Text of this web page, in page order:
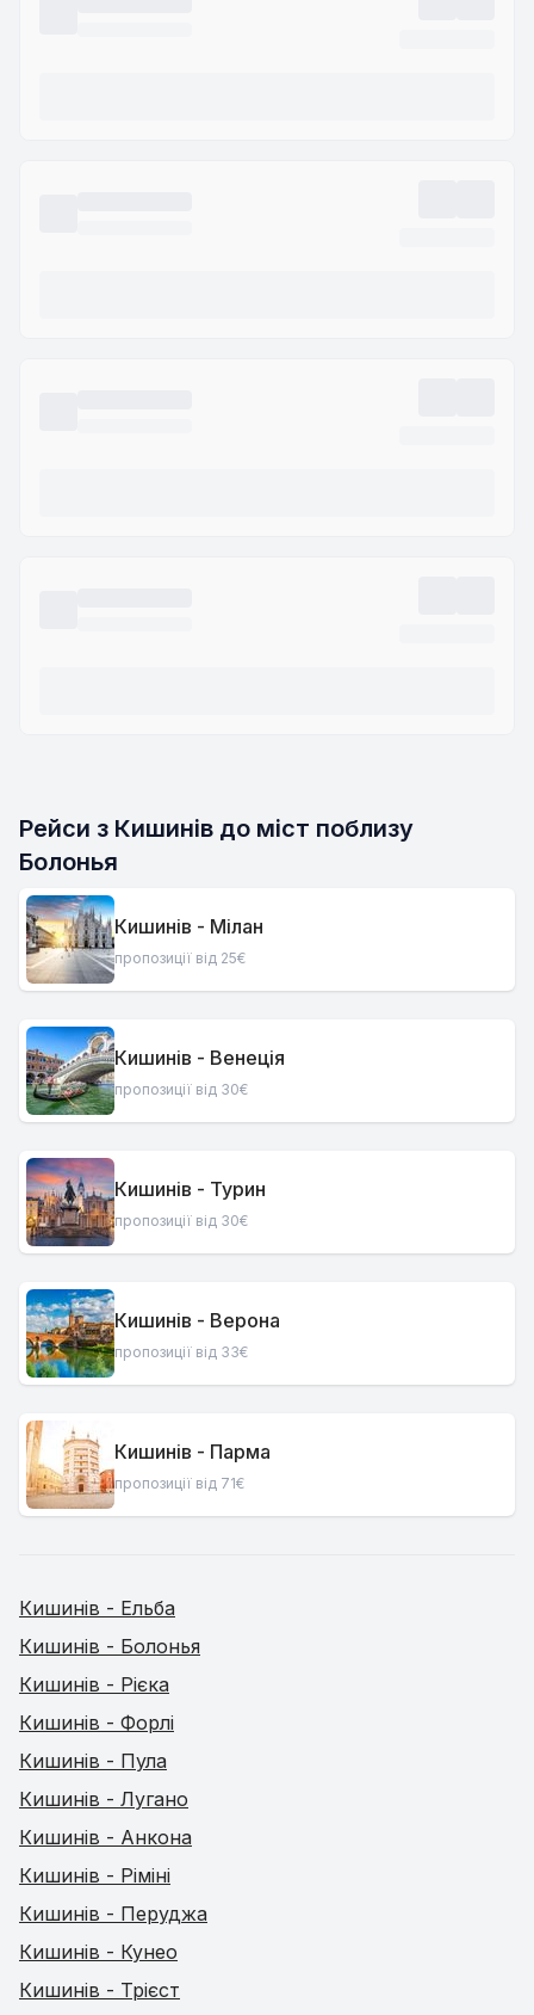
Рейси з Кишинів до міст поблизу
Болонья
Кишинів - Мілан
пропозиції від 25€
Кишинів - Венеція
пропозиції від 30€
Кишинів - Турин
пропозиції від 30€
Кишинів - Верона
пропозиції від 33€
Кишинів - Парма
пропозиції від 71€
Кишинів - Ельба
Кишинів - Болонья
Кишинів - Рієка
Кишинів - Форлі
Кишинів - Пула
Кишинів - Лугано
Кишинів - Анкона
Кишинів - Ріміні
Кишинів - Перуджа
Кишинів - Кунео
Кишинів - Трієст